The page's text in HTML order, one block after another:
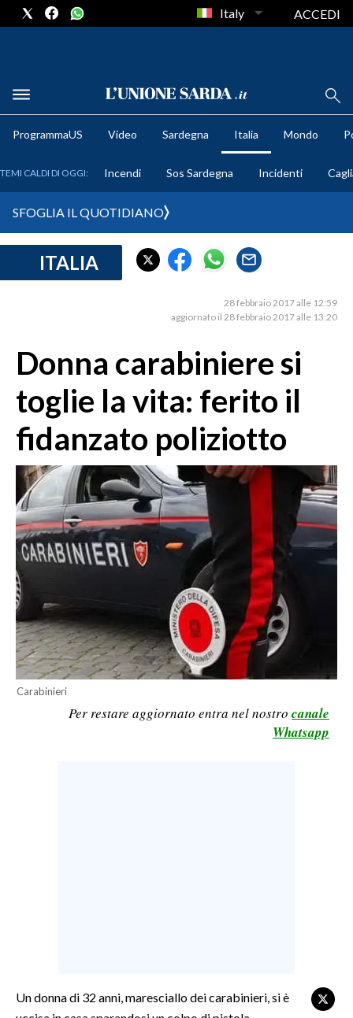
METEO
CRONACA SARDEGNA
MEDIO CAMPIDANO
SASSARI E PROVINCIA
GALLURA
NUORO E PROVINCIA
OGLIASTRA
AGENDA
CRONACA
ITALIA
MONDO
POLITICA
ECONOMIA
TENNIS
Italy ACCEDI
ProgrammaUS Video Sardegna Italia Mondo
TEMI CALDI DI OGGI: Incendi Sos Sardegna Incidenti
SFOGLIA IL QUOTIDIANO
ITALIA
28 febbraio 2017 alle 12:59
aggiornato il 28 febbraio 2017 alle 13:20
Donna carabiniere si
toglie la vita: ferito il
fidanzato poliziotto
Carabinieri
Per restare aggiornato entra nel nostro canale
Whatsapp
Un donna di 32 anni, maresciallo dei carabinieri, si è